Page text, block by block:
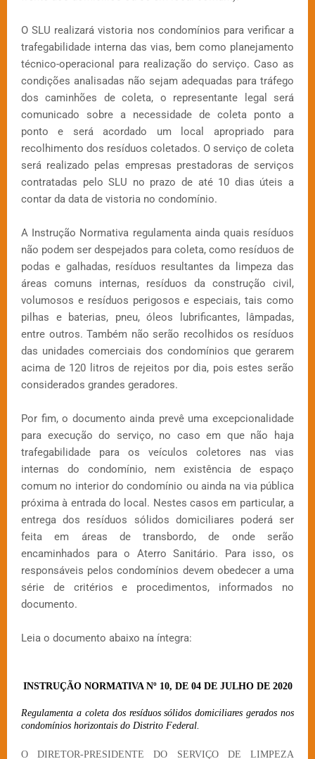
O SLU realizará vistoria nos condomínios para verificar a
trafegabilidade interna das vias, bem como planejamento
técnico-operacional para realização do serviço. Caso as
condições analisadas não sejam adequadas para tráfego
dos caminhões de coleta, o representante legal será
comunicado sobre a necessidade de coleta ponto a
ponto e será acordado um local apropriado para
recolhimento dos resíduos coletados. O serviço de coleta
será realizado pelas empresas prestadoras de serviços
contratadas pelo SLU no prazo de até 10 dias úteis a
contar da data de vistoria no condomínio.
A Instrução Normativa regulamenta ainda quais resíduos
não podem ser despejados para coleta, como resíduos de
podas e galhadas, resíduos resultantes da limpeza das
áreas comuns internas, resíduos da construção civil,
volumosos e resíduos perigosos e especiais, tais como
pilhas e baterias, pneu, óleos lubrificantes, lâmpadas,
entre outros. Também não serão recolhidos os resíduos
das unidades comerciais dos condomínios que gerarem
acima de 120 litros de rejeitos por dia, pois estes serão
considerados grandes geradores.
Por fim, o documento ainda prevê uma excepcionalidade
para execução do serviço, no caso em que não haja
trafegabilidade para os veículos coletores nas vias
internas do condomínio, nem existência de espaço
comum no interior do condomínio ou ainda na via pública
próxima à entrada do local. Nestes casos em particular, a
entrega dos resíduos sólidos domiciliares poderá ser
feita em áreas de transbordo, de onde serão
encaminhados para o Aterro Sanitário. Para isso, os
responsáveis pelos condomínios devem obedecer a uma
série de critérios e procedimentos, informados no
documento.
Leia o documento abaixo na íntegra:
INSTRUÇÃO NORMATIVA Nº 10, DE 04 DE JULHO DE 2020
Regulamenta a coleta dos resíduos sólidos domiciliares gerados nos
condomínios horizontais do Distrito Federal.
O DIRETOR-PRESIDENTE DO SERVIÇO DE LIMPEZA